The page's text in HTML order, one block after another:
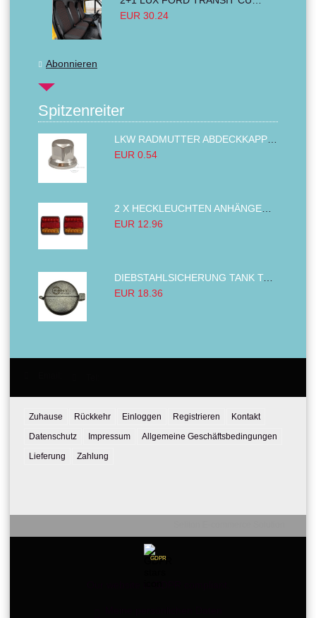
EUR 30.24
Abonnieren
Spitzenreiter
EUR 0.54
EUR 12.96
DIEBSTAHLSICHERUNG TANK TANKDECKEL DIESELTANK KRAFTSTOFFTANKDECKEL VERRIEGELUNG PASSEND FÜR LKW PKW TRAKTOREN BAGGER 80MM
EUR 18.36
Zuhause Rückkehr Einloggen Registrieren
Kontakt
Datenschutz
Impressum
Allgemeine Geschäftsbedingungen
Lieferung
Zahlung
GDPR